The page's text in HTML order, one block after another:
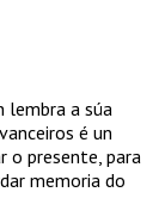
lembra a súa
é un
o presente, para
memoria do